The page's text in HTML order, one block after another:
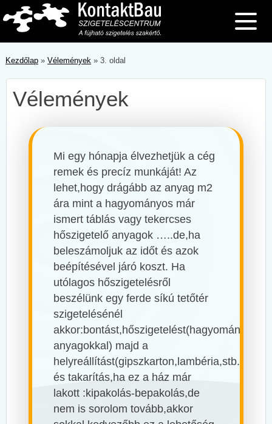
to
content
Kezdőlap» Vélemények» 3. oldal
Vélemények
Mi egy hónapja élvezhetjük a cég
remek és precíz munkáját! Az
lehet,hogy drágább az anyag m2
ára mint a hagyományos már
ismert táblás vagy tekercses
hőszigetelő anyagok …..de,ha
beleszámoljuk az időt és azok
beépítésével járó koszt. Ha
utólagos hőszigetelésről
beszélünk egy ferde síkú tetőtér
szigetelésénél
akkor:bontást,hőszigetelést(hagyományos
anyagokkal) majd a
helyreállítást(gipszkarton,lambéria,stb.)
és takarítás,ha ez a ház már
lakott :kipakolás-bepakolás,de
nem is sorolom tovább,akkor